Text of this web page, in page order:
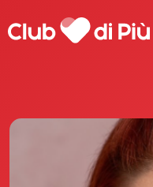
Scopri Club di